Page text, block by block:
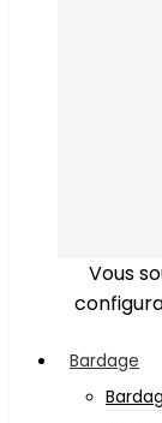
Vous
Bardage